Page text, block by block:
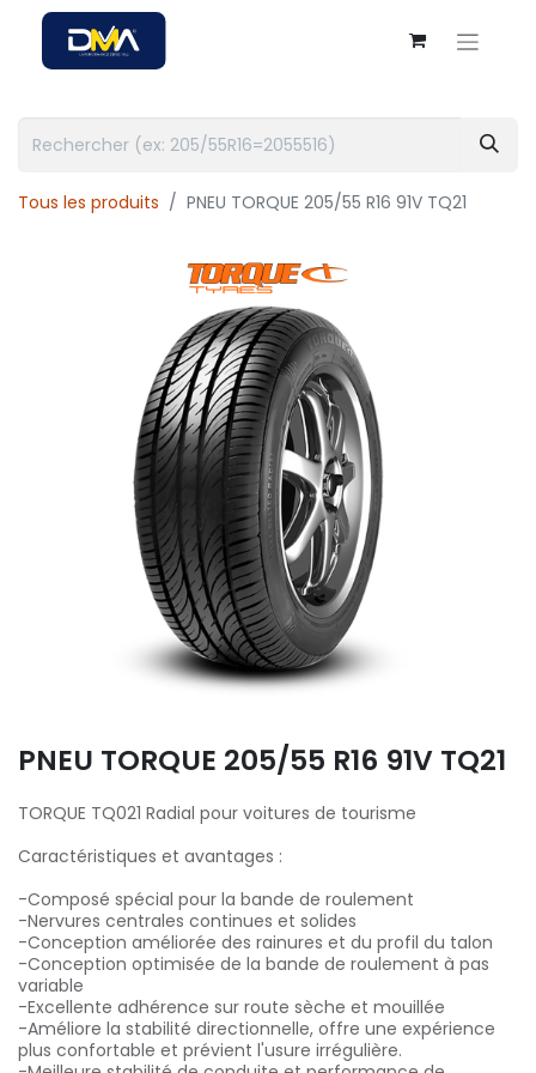
Tous les produits PNEU TORQUE 205/55 R16 91V TQ21
PNEU TORQUE 205/55 R16 91V TQ21
TORQUE TQ021 Radial pour voitures de tourisme
Caractéristiques et avantages :
-Composé spécial pour la bande de roulement
-Nervures centrales continues et solides
-Conception améliorée des rainures et du profil du talon
-Conception optimisée de la bande de roulement à pas
variable
-Excellente adhérence sur route sèche et mouillée
-Améliore la stabilité directionnelle, offre une expérience
plus confortable et prévient l'usure irrégulière.